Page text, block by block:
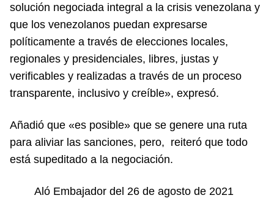
solución negociada integral a la crisis venezolana y
que los venezolanos puedan expresarse
políticamente a través de elecciones locales,
regionales y presidenciales, libres, justas y
verificables y realizadas a través de un proceso
transparente, inclusivo y creíble», expresó.
Añadió que «es posible» que se genere una ruta
para aliviar las sanciones, pero, reiteró que todo
está supeditado a la negociación.
Aló Embajador del 26 de agosto de 2021